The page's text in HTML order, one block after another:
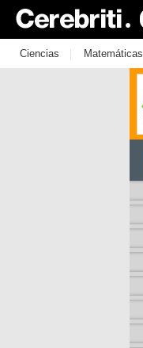
Ciencias | Matemáticas